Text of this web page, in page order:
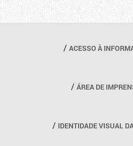
Outros links
ACESSO À
ÁREA DE
IDENTIDADE VISUAL